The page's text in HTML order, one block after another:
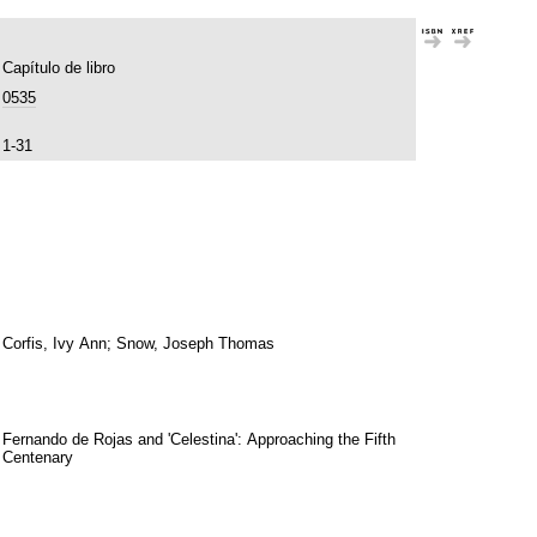
Capítulo de libro
0535
1-31
Corfis, Ivy Ann; Snow, Joseph Thomas
Fernando de Rojas and 'Celestina': Approaching the Fifth
Centenary